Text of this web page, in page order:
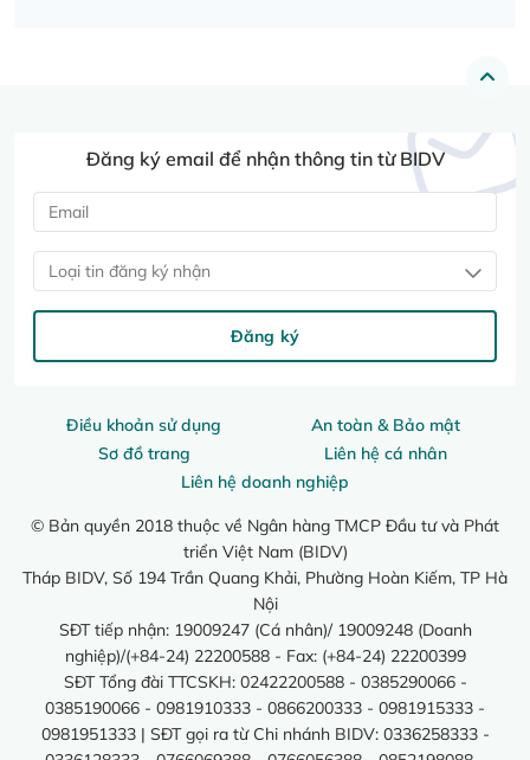
Điều khoản sử dụng
An toàn & Bảo mật
Sơ đồ trang
Liên hệ cá nhân
Liên hệ doanh nghiệp
© Bản quyền 2018 thuộc về Ngân hàng TMCP Đầu tư và Phát
triển Việt Nam (BIDV)
Tháp BIDV, Số 194 Trần Quang Khải, Phường Hoàn Kiếm, TP Hà
Nội
SĐT tiếp nhận: 19009247 (Cá nhân)/ 19009248 (Doanh
nghiệp)/(+84-24) 22200588 - Fax: (+84-24) 22200399
SĐT Tổng đài TTCSKH: 02422200588 - 0385290066 -
0385190066 - 0981910333 - 0866200333 - 0981915333 -
0981951333 | SĐT gọi ra từ Chi nhánh BIDV: 0336258333 -
Đăng ký email để nhận thông tin từ BIDV
Loại tin đăng ký nhận
Đăng ký